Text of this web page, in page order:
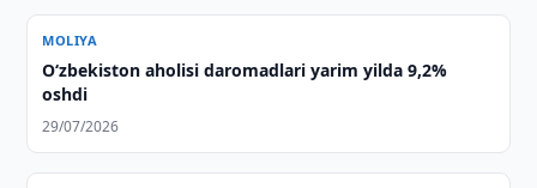
MOLIYA
O‘zbekiston aholisi daromadlari yarim yilda 9,2%
oshdi
29/07/2026